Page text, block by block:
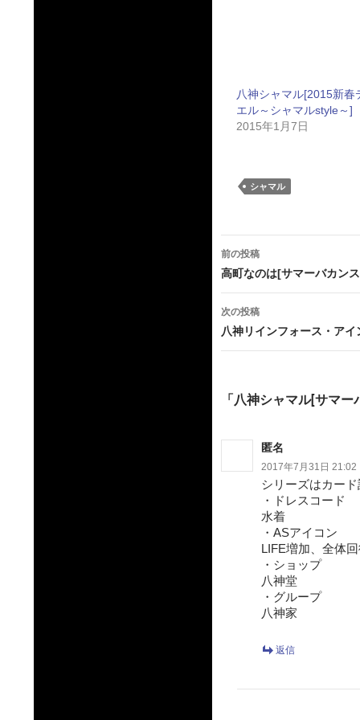
八神シャマル[2015新春
エル～シャマルstyle～]
2015年1月7日
シャマル
投
稿
ナ
ビ
ー
ョ
ン
前の投稿
高町なのは[サマーバカン
次の投稿
八神リインフォース・ア
「八神シャマル[サマ
匿名
2017年7月31日 21:02
シリーズはカー
・ドレスコード
水着
・ASアイコン
LIFE増加、全体
・ショップ
八神堂
・グループ
八神家
返信